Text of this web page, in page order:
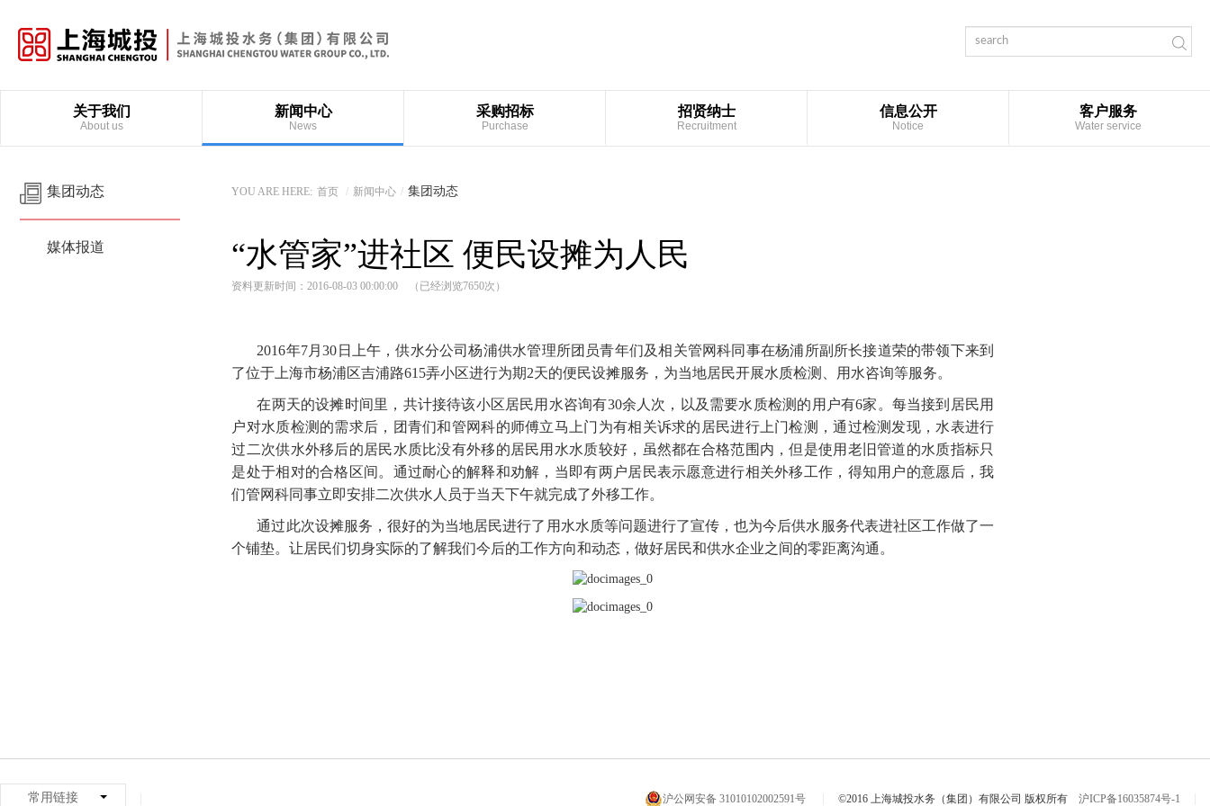
关于我们
About us
新闻中心
News
采购招标
Purchase
招贤纳士
Recruitment
信息公开
Notice
客户服务
Water service
集团动态
媒体报道
YOU ARE HERE: 首页 / 新闻中心 / 集团动态
“水管家”进社区 便民设摊为人民
资料更新时间：2016-08-03 00:00:00 （已经浏览7650次）
2016年7月30日上午，供水分公司杨浦供水管理所团员青年们及相关管网科同事在杨浦所副所长接道荣的带领下来到
了位于上海市杨浦区吉浦路615弄小区进行为期2天的便民设摊服务，为当地居民开展水质检测、用水咨询等服务。
在两天的设摊时间里，共计接待该小区居民用水咨询有30余人次，以及需要水质检测的用户有6家。每当接到居民用
户对水质检测的需求后，团青们和管网科的师傅立马上门为有相关诉求的居民进行上门检测，通过检测发现，水表进行
过二次供水外移后的居民水质比没有外移的居民用水水质较好，虽然都在合格范围内，但是使用老旧管道的水质指标只
是处于相对的合格区间。通过耐心的解释和劝解，当即有两户居民表示愿意进行相关外移工作，得知用户的意愿后，我
们管网科同事立即安排二次供水人员于当天下午就完成了外移工作。
通过此次设摊服务，很好的为当地居民进行了用水水质等问题进行了宣传，也为今后供水服务代表进社区工作做了一
个铺垫。让居民们切身实际的了解我们今后的工作方向和动态，做好居民和供水企业之间的零距离沟通。
常用链接 沪公网安备 31010102002591号 ©2016 上海城投水务（集团）有限公司 版权所有 沪ICP备16035874号-1